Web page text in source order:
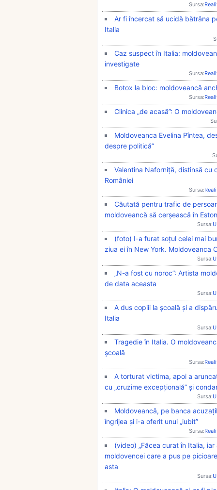
Sursa:
Ar fi încercat să ucidă bătrâna
Italia
Caz suspect în Italia:
investigate
Sursa:
Botox la bloc: moldoveancă
Sursa:
Clinica „de acasă”: O
Moldoveanca Evelina Pîntea,
despre politică”
Valentina Naforniță, distinsă cu
României
Sursa:
Căutată pentru trafic de
moldoveancă să cerșească în
Sursa:
(foto) I-a furat soțul celei mai
ziua ei în New York. Moldoveanca
Sursa:
„N-a fost cu noroc”: Artista
de data aceasta
Sursa:
A dus copiii la școală și a
Italia
Sursa:
Tragedie în Italia. O
școală
Sursa:
A torturat victima, apoi a
cu „cruzime excepțională” și
Sursa:
Moldoveancă, pe banca
îngrijea și i-a oferit unui „iubit”
Sursa:
(video) „Făcea curat în Italia,
moldovencei care a pus pe
asta
Sursa: